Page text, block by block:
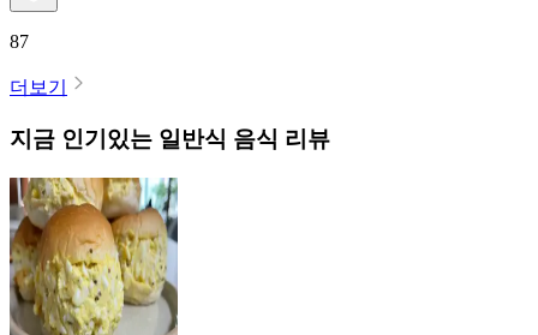
87
더보기
지금 인기있는 일반식 음식 리뷰